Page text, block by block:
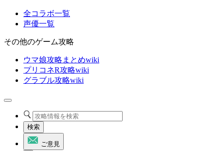
全コラボ一覧
声優一覧
その他のゲーム攻略
ウマ娘攻略まとめwiki
プリコネR攻略wiki
グラブル攻略wiki
検索
ご意見